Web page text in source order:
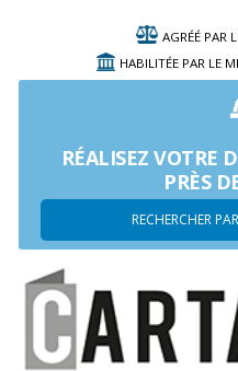
AGRÉÉ PAR
HABILITÉE PAR LE
RÉALISEZ VOTRE
PRÈS
RECHERCHER